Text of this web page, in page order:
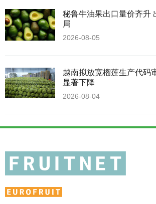
秘鲁牛油果出口量价齐升 出口创纪录已成定
局
2026-08-05
越南拟放宽榴莲生产代码审批 出口合
显著下降
2026-08-04